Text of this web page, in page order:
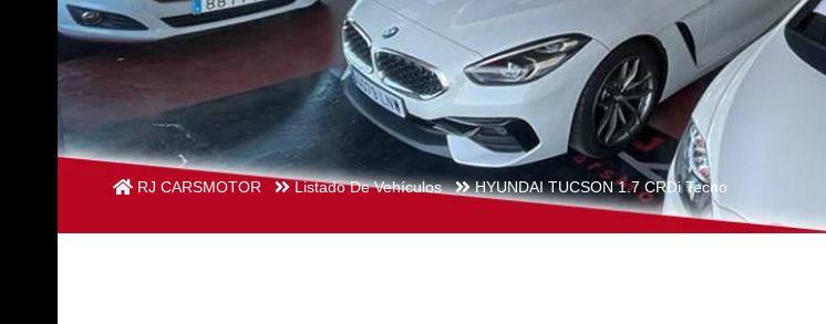
RJ CARSMOTOR Listado De Vehículos HYUNDAI TUCSON 1.7 CRDi Tecno